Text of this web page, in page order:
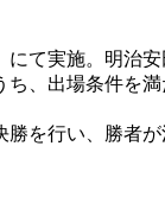
にて実施。明治安
ち、出場条件を
勝を行い、勝者